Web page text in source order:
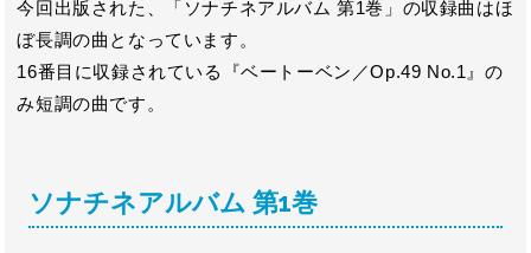
今回出版された、「ソナチネアルバム 第1巻」の収録曲はほ
ぼ長調の曲となっています。
16番目に収録されている『ベートーベン／Op.49 No.1』の
み短調の曲です。
ソナチネアルバム 第1巻